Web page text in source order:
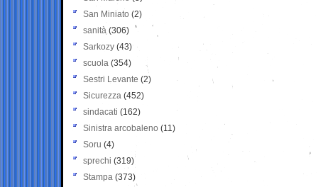
San Miniato (2)
sanità (306)
Sarkozy (43)
scuola (354)
Sestri Levante (2)
Sicurezza (452)
sindacati (162)
Sinistra arcobaleno (11)
Soru (4)
sprechi (319)
Stampa (373)